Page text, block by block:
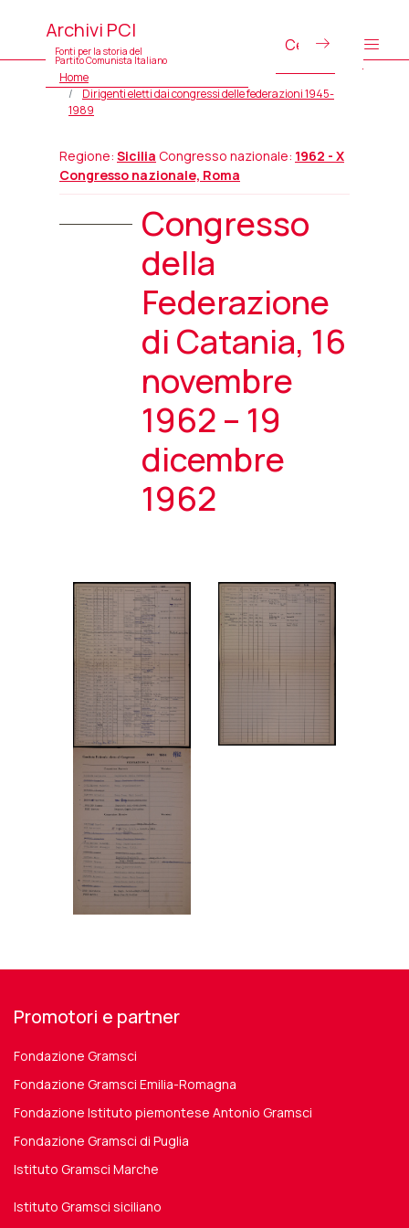
Archivi PCI
Fonti per la storia del
Partito Comunista Italiano
Home
Dirigenti eletti dai congressi delle federazioni 1945-
1989
Regione: Sicilia Congresso nazionale: 1962 - X
Congresso nazionale, Roma
Congresso
della
Federazione
di Catania, 16
novembre
1962 – 19
dicembre
1962
Promotori e partner
Fondazione Gramsci
Fondazione Gramsci Emilia-Romagna
Fondazione Istituto piemontese Antonio Gramsci
Fondazione Gramsci di Puglia
Istituto Gramsci Marche
Istituto Gramsci siciliano